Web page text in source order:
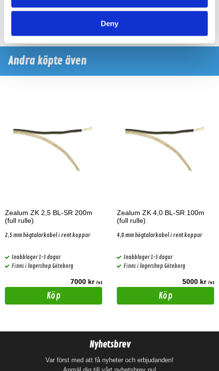
Deny
5799 kr/st 5799 kr
Andra köpte även
Zealum ZK 2,5 BL-SR 200m
(full rulle)
2,5 mm högtalarkabel i rent koppar
Snabblager 1-3 dagar
Finns i lagershop Göteborg
7000 kr /st
Köp
Zealum ZK 4,0 BL-SR 100m
(full rulle)
4,0 mm högtalarkabel i rent koppar
Snabblager 1-3 dagar
Finns i lagershop Göteborg
5000 kr /st
Köp
Nyhetsbrev
Var först med att få nyheter och erbjudanden!